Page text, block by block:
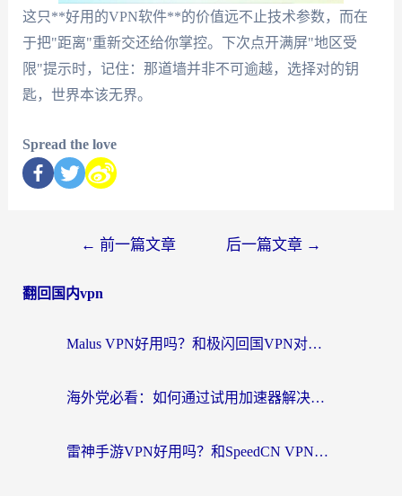
这只**好用的VPN软件**的价值远不止技术参数，而在
于把"距离"重新交还给你掌控。下次点开满屏"地区受
限"提示时，记住：那道墙并非不可逾越，选择对的钥
匙，世界本该无界。
Spread the love
← 前一篇文章 后一篇文章 →
翻回国内vpn
Malus VPN好用吗？和极闪回国VPN对比哪个回国效果更好？海外党亲测3款加速器+避坑指南
海外党必看：如何通过试用加速器解决国内APP地区限制？附2026最新对比测评
雷神手游VPN好用吗？和SpeedCN VPN对比哪个回国效果更好？海外党亲测3款加速器+避坑指南